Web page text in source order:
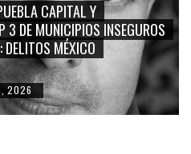
NAY SALVATORI, SERGIO
“LA CORCHOLATA”,
PINAL: LA TRIVIALIZACIÓN Y
DE LA REPRESENTACIÓN
/ 4 AGOSTO, 2026